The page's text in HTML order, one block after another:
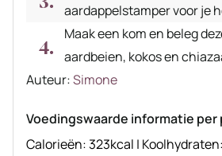
aardappelstamper voor je
Maak een kom en beleg
aardbeien, kokos en
Auteur
Auteur:Simone
Voedingswaarde informatie per
Calorieën:323kcal | Koolhydraten: